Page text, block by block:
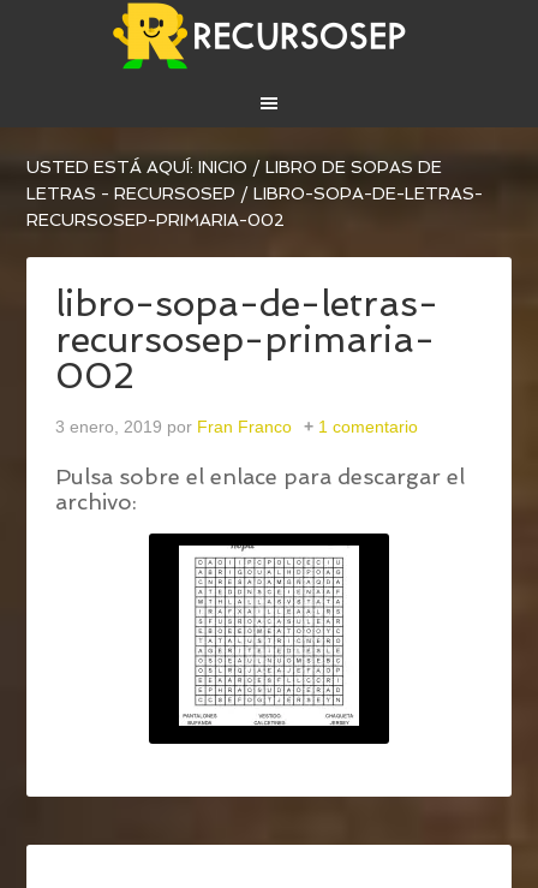
USTED ESTÁ AQUÍ:INICIO / LIBRO DE SOPAS DE
LETRAS - RECURSOSEP / LIBRO-SOPA-DE-LETRAS-
RECURSOSEP-PRIMARIA-002
libro-sopa-de-letras-
recursosep-primaria-
002
3 enero, 2019 por Fran Franco 1 comentario
Pulsa sobre el enlace para descargar el
archivo: